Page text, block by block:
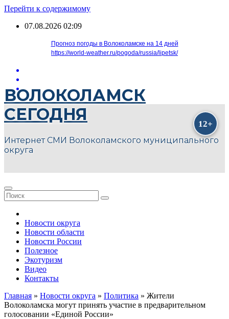
Перейти к содержимому
07.08.2026 02:09
Прогноз погоды в Волоколамске на 14 дней
https://world-weather.ru/pogoda/russia/lipetsk/
ВОЛОКОЛАМСК
СЕГОДНЯ
Интернет СМИ Волоколамского муниципального
округа
Новости округа
Новости области
Новости России
Полезное
Экотуризм
Видео
Контакты
Главная » Новости округа » Политика » Жители
Волоколамска могут принять участие в предварительном
голосовании «Единой России»